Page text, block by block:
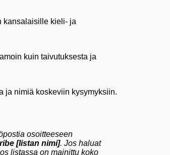
kansalaisille kieli- ja
kuin taivutuksesta ja
ja nimiä koskeviin kysymyksiin.
osoitteeseen
[listan nimi]. Jos haluat
listassa on mainittu koko